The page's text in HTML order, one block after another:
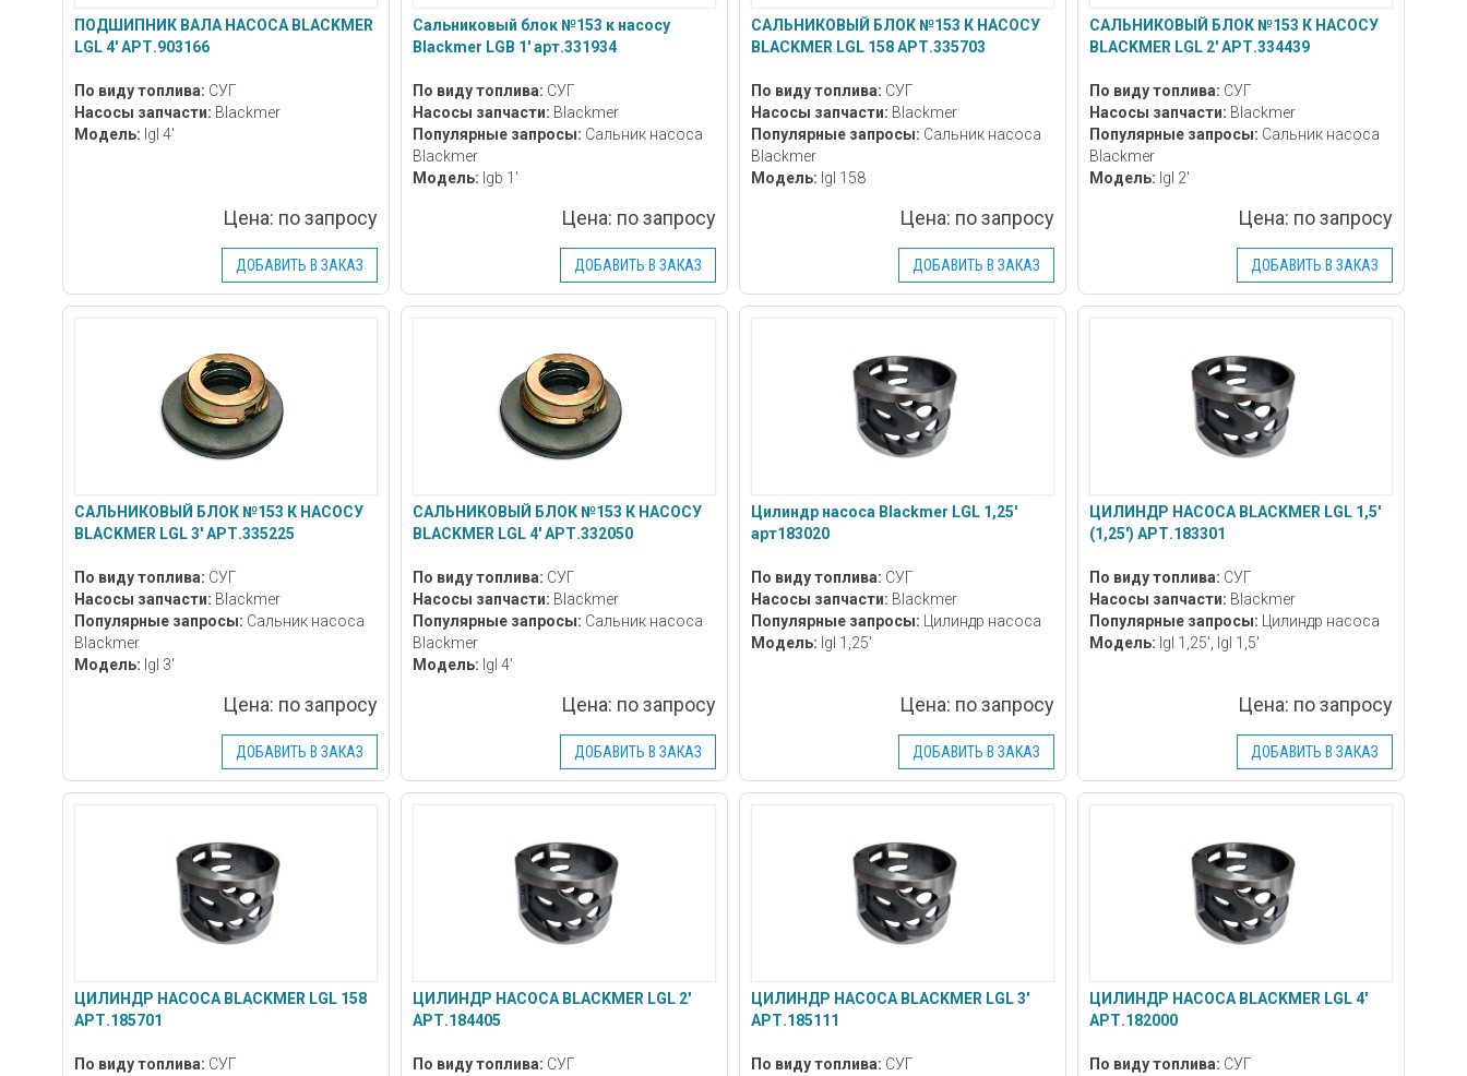
ПОДШИПНИК ВАЛА НАСОСА BLACKMER
LGL 4' АРТ.903166
По виду топлива: СУГ
Насосы запчасти: Blackmer
Модель: lgl 4'
Цена: по запросу
ДОБАВИТЬ В ЗАКАЗ
Сальниковый блок №153 к насосу
Blackmer LGB 1' арт.331934
По виду топлива: СУГ
Насосы запчасти: Blackmer
Популярные запросы: Сальник насоса
Blackmer
Модель: lgb 1'
Цена: по запросу
ДОБАВИТЬ В ЗАКАЗ
САЛЬНИКОВЫЙ БЛОК №153 К НАСОСУ
BLACKMER LGL 158 АРТ.335703
По виду топлива: СУГ
Насосы запчасти: Blackmer
Популярные запросы: Сальник насоса
Blackmer
Модель: lgl 158
Цена: по запросу
ДОБАВИТЬ В ЗАКАЗ
САЛЬНИКОВЫЙ БЛОК №153 К НАСОСУ
BLACKMER LGL 2' АРТ.334439
По виду топлива: СУГ
Насосы запчасти: Blackmer
Популярные запросы: Сальник насоса
Blackmer
Модель: lgl 2'
Цена: по запросу
ДОБАВИТЬ В ЗАКАЗ
САЛЬНИКОВЫЙ БЛОК №153 К НАСОСУ
BLACKMER LGL 3' АРТ.335225
По виду топлива: СУГ
Насосы запчасти: Blackmer
Популярные запросы: Сальник насоса
Blackmer
Модель: lgl 3'
Цена: по запросу
ДОБАВИТЬ В ЗАКАЗ
САЛЬНИКОВЫЙ БЛОК №153 К НАСОСУ
BLACKMER LGL 4' АРТ.332050
По виду топлива: СУГ
Насосы запчасти: Blackmer
Популярные запросы: Сальник насоса
Blackmer
Модель: lgl 4'
Цена: по запросу
ДОБАВИТЬ В ЗАКАЗ
Цилиндр насоса Blackmer LGL 1,25'
арт183020
По виду топлива: СУГ
Насосы запчасти: Blackmer
Популярные запросы: Цилиндр насоса
Модель: lgl 1,25'
Цена: по запросу
ДОБАВИТЬ В ЗАКАЗ
ЦИЛИНДР НАСОСА BLACKMER LGL 1,5'
(1,25') АРТ.183301
По виду топлива: СУГ
Насосы запчасти: Blackmer
Популярные запросы: Цилиндр насоса
Модель: lgl 1,25', lgl 1,5'
Цена: по запросу
ДОБАВИТЬ В ЗАКАЗ
ЦИЛИНДР НАСОСА BLACKMER LGL 158
АРТ.185701
По виду топлива: СУГ
ЦИЛИНДР НАСОСА BLACKMER LGL 2'
АРТ.184405
По виду топлива: СУГ
ЦИЛИНДР НАСОСА BLACKMER LGL 3'
АРТ.185111
По виду топлива: СУГ
ЦИЛИНДР НАСОСА BLACKMER LGL 4'
АРТ.182000
По виду топлива: СУГ